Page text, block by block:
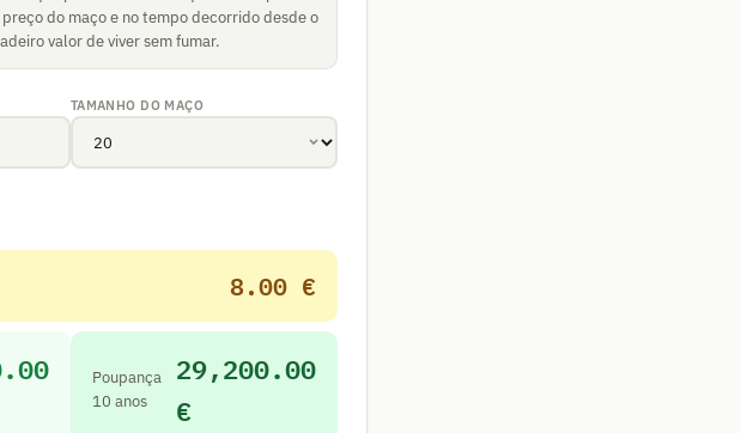
do maço e no tempo decorrido desde o
valor de viver sem fumar.
TAMANHO DO MAÇO
8.00 €
Poupança
10 anos
29,200.00
€